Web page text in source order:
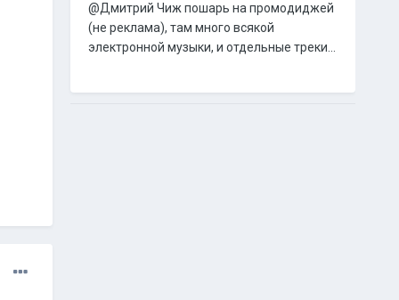
@Дмитрий Чиж пошарь на промодиджей
(не реклама), там много всякой
электронной музыки, и отдельные треки...